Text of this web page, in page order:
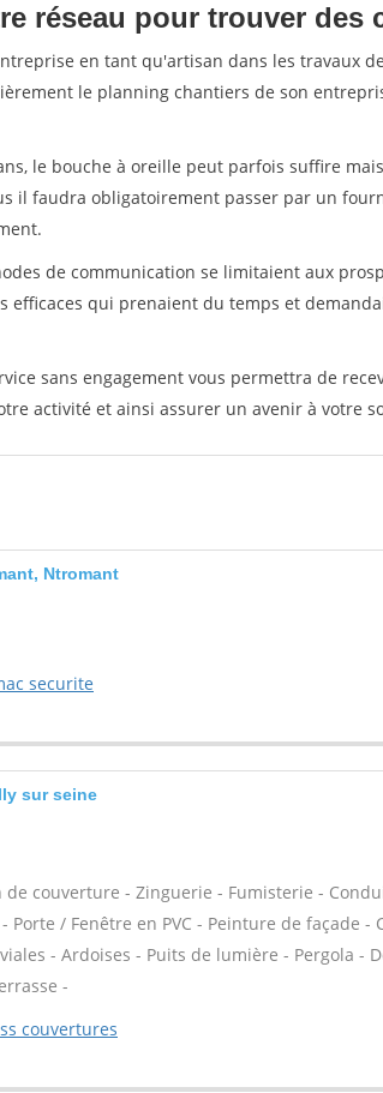
réseau pour trouver des
en tant qu'artisan dans les travaux
le planning chantiers de son
le bouche à oreille peut parfois suffire
il faudra obligatoirement passer par un
de communication se limitaient aux
efficaces qui prenaient du temps et
sans engagement vous permettra de
activité et ainsi assurer un avenir à votre
Ntromant
securite
sur seine
de couverture - Zinguerie - Fumisterie -
/ Fenêtre en PVC - Peinture de façade -
- Ardoises - Puits de lumière - Pergola -
-
couvertures